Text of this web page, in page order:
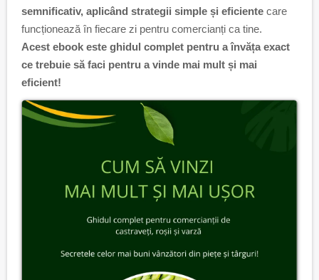
semnificativ, aplicând strategii simple și eficiente care
funcționează în fiecare zi pentru comercianți ca tine.
Acest ebook este ghidul complet pentru a învăța exact
ce trebuie să faci pentru a vinde mai mult și mai
eficient!